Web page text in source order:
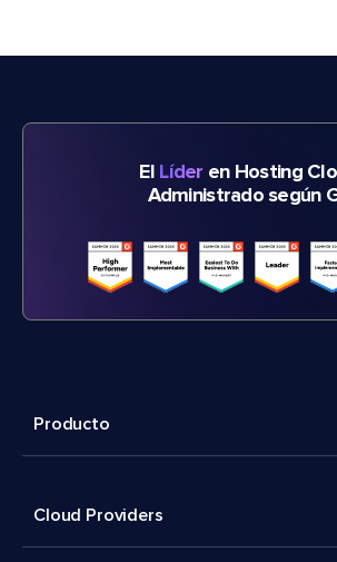
El Líder en Hosting
Administrado según
Producto
Cloud Providers